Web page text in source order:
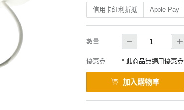
信用卡紅利折抵 Apple Pay
數量
優惠券 * 此商品無適用優惠券
加入購物車